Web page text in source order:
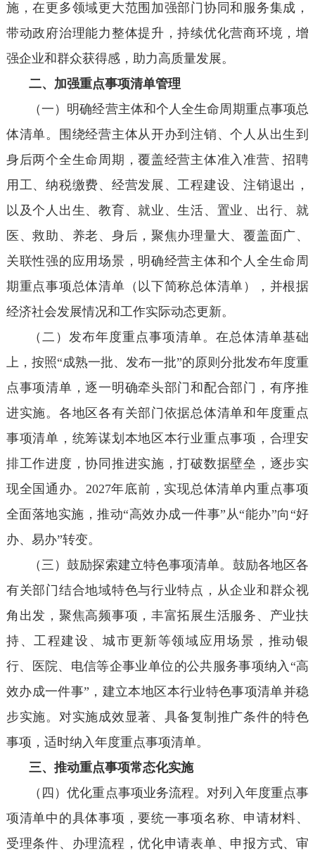
施，在更多领域更大范围加强部门协同和服务集成，
带动政府治理能力整体提升，持续优化营商环境，增
强企业和群众获得感，助力高质量发展。
二、加强重点事项清单管理
（一）明确经营主体和个人全生命周期重点事项总
体清单。围绕经营主体从开办到注销、个人从出生到
身后两个全生命周期，覆盖经营主体准入准营、招聘
用工、纳税缴费、经营发展、工程建设、注销退出，
以及个人出生、教育、就业、生活、置业、出行、就
医、救助、养老、身后，聚焦办理量大、覆盖面广、
关联性强的应用场景，明确经营主体和个人全生命周
期重点事项总体清单（以下简称总体清单），并根据
经济社会发展情况和工作实际动态更新。
（二）发布年度重点事项清单。在总体清单基础
上，按照“成熟一批、发布一批”的原则分批发布年度重
点事项清单，逐一明确牵头部门和配合部门，有序推
进实施。各地区各有关部门依据总体清单和年度重点
事项清单，统筹谋划本地区本行业重点事项，合理安
排工作进度，协同推进实施，打破数据壁垒，逐步实
现全国通办。2027年底前，实现总体清单内重点事项
全面落地实施，推动“高效办成一件事”从“能办”向“好
办、易办”转变。
（三）鼓励探索建立特色事项清单。鼓励各地区各
有关部门结合地域特色与行业特点，从企业和群众视
角出发，聚焦高频事项，丰富拓展生活服务、产业扶
持、工程建设、城市更新等领域应用场景，推动银
行、医院、电信等企事业单位的公共服务事项纳入“高
效办成一件事”，建立本地区本行业特色事项清单并稳
步实施。对实施成效显著、具备复制推广条件的特色
事项，适时纳入年度重点事项清单。
三、推动重点事项常态化实施
（四）优化重点事项业务流程。对列入年度重点事
项清单中的具体事项，要统一事项名称、申请材料、
受理条件、办理流程，优化申请表单、申报方式、审